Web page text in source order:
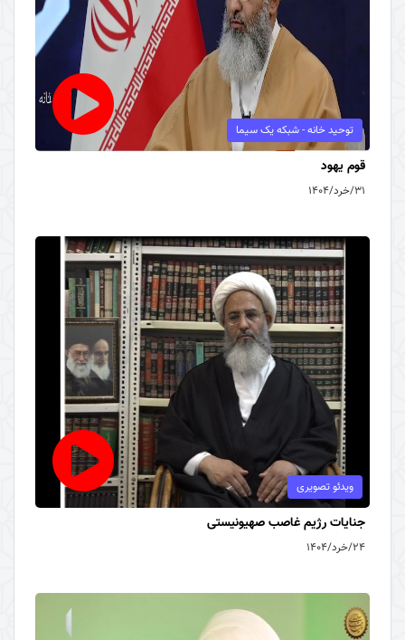
توحید خانه - شبکه یک سیما
قوم یهود
۳۱/خرد/۱۴۰۴
ویدئو تصویری
جنایات رژیم غاصب صهیونیستی
۲۴/خرد/۱۴۰۴